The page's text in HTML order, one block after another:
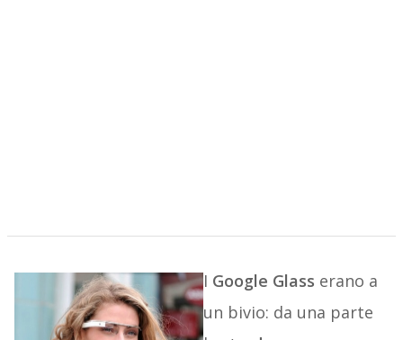
I Google Glass erano a
un bivio: da una parte